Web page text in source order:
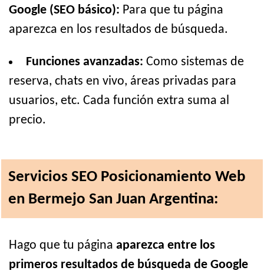
Google (SEO básico): Para que tu página
aparezca en los resultados de búsqueda.
Funciones avanzadas: Como sistemas de
reserva, chats en vivo, áreas privadas para
usuarios, etc. Cada función extra suma al
precio.
Servicios SEO Posicionamiento Web
en Bermejo San Juan Argentina:
Hago que tu página aparezca entre los
primeros resultados de búsqueda de Google